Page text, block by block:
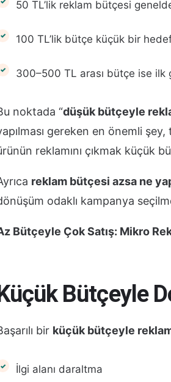
50 TL’lik reklam bütçesi
100 TL’lik bütçe küçük bir
300–500 TL arası bütçe ise
noktada “düşük bütçeyle
gereken en önemli
reklamını çıkmak küçük
reklam bütçesi azsa ne
odaklı kampanya
Bütçeyle Çok Satış: Mikro
Bütçeyle
bir küçük bütçeyle
İlgi alanı daraltma